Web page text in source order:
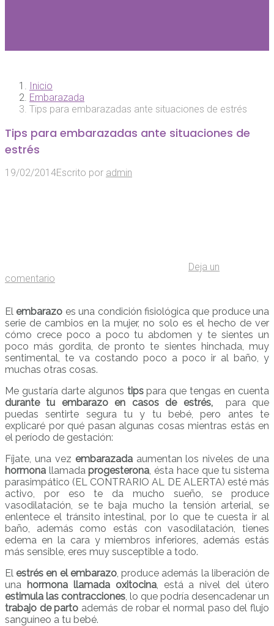
Inicio
Embarazada
Tips para embarazadas ante situaciones de estrés
Tips para embarazadas ante situaciones de
estrés
19/02/2014Escrito por admin
Deja un
comentario
El embarazo es una condición fisiológica que produce una
serie de cambios en la mujer, no solo es el hecho de ver
cómo crece poco a poco tu abdomen y te sientes un
poco más gordita, de pronto te sientes hinchada, muy
sentimental, te va costando poco a poco ir al baño, y
muchas otras cosas.
Me gustaría darte algunos tipspara que tengas en cuenta
durante tu embarazo en casos de estrés,
para que
puedas sentirte segura tu y tu bebé, pero antes te
explicaré por qué pasan algunas cosas mientras estás en
el período de gestación:
Fíjate, una vez embarazadaaumentan los niveles de una
hormona llamadaprogesterona, ésta hace que tu sistema
parasimpático (EL CONTRARIO AL DE ALERTA) esté más
activo, por eso te da mucho sueño, se produce
vasodilatación, se te baja mucho la tensión arterial, se
enlentece el tránsito intestinal, por lo que te cuesta ir al
baño, además como estás con vasodilatación, tienes
edema en la cara y miembros inferiores, además estás
más sensible, eres muy susceptible a todo.
El estrés en el embarazo, produce además la liberación de
una hormona llamada oxitocina, está a nivel del útero
estimula las contracciones, lo que podría desencadenar un
trabajo de parto además de robar el normal paso del flujo
sanguíneo a tu bebé.